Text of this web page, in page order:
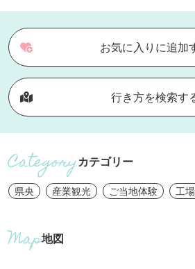
お気に入りに追加
行き方を検索す
カテゴリー
県央 産業観光 ご当地体験 工
地図